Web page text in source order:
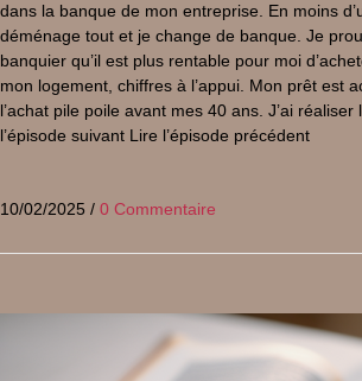
dans la banque de mon entreprise. En moins
déménage tout et je change de banque. Je
banquier qu’il est plus rentable pour moi
mon logement, chiffres à l’appui. Mon prêt est
l’achat pile poile avant mes 40 ans. J’ai
l’épisode suivant Lire l’épisode précédent
10/02/2025 / 0 Commentaire